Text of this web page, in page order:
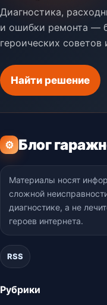
Диагностика,
и ошибки ремонта —
героических
Найти решение
⚙ Блог
Материалы носят
сложной
диагностике, а не
героев интернета.
RSS
Рубрики